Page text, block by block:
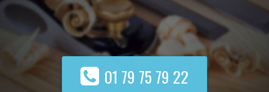
01 79 75 79 22